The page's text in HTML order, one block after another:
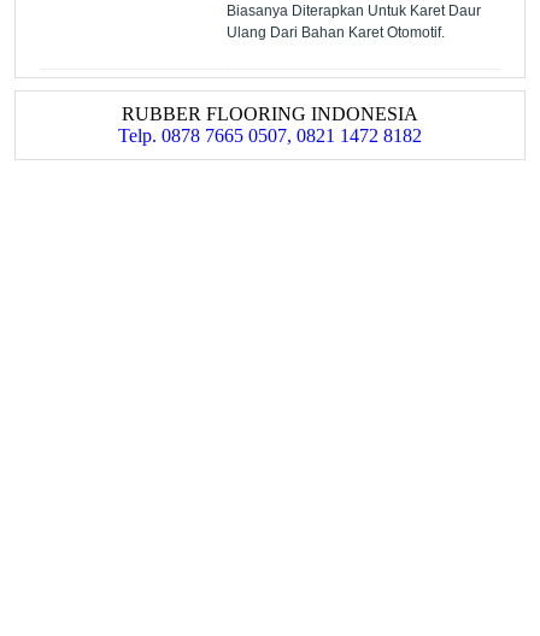
Biasanya Diterapkan Untuk Karet Daur
Ulang Dari Bahan Karet Otomotif.
RUBBER FLOORING INDONESIA
Telp. 0878 7665 0507, 0821 1472 8182